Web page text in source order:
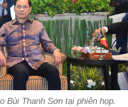
Bùi Thanh Sơn tại phiên họp.